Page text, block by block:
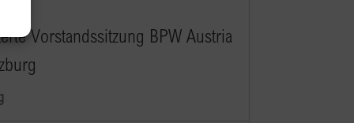
Vorstandssitzung BPW Austria